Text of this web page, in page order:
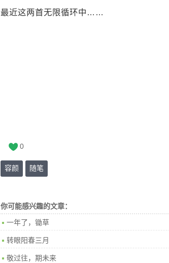
最近这两首无限循环中……
0
容颜 随笔
你可能感兴趣的文章：
一年了，锄草
转眼阳春三月
敬过往，期未来